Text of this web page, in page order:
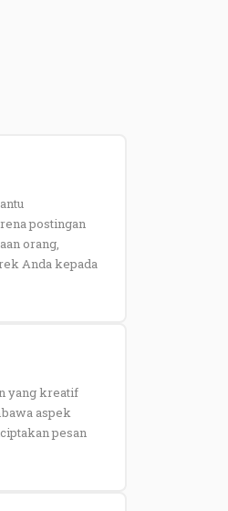
postingan
orang,
Anda kepada
yang kreatif
aspek
pesan